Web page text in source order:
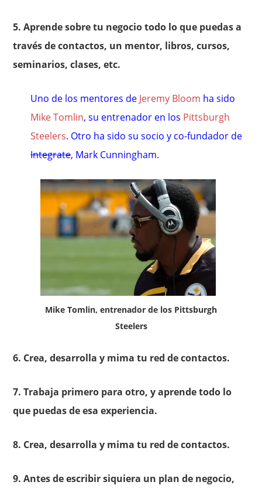
5. Aprende sobre tu negocio todo lo que puedas a
través de contactos, un mentor, libros, cursos,
seminarios, clases, etc.
Uno de los mentores de Jeremy Bloom ha sido
Mike Tomlin, su entrenador en los Pittsburgh
Steelers. Otro ha sido su socio y co-fundador de
Integrate, Mark Cunningham.
Mike Tomlin, entrenador de los Pittsburgh
Steelers
6. Crea, desarrolla y mima tu red de contactos.
7. Trabaja primero para otro, y aprende todo lo
que puedas de esa experiencia.
8. Crea, desarrolla y mima tu red de contactos.
9. Antes de escribir siquiera un plan de negocio,